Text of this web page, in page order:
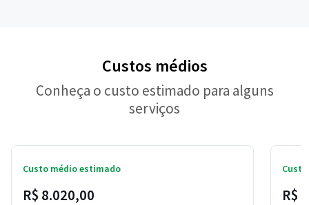
Custos médios
Conheça o custo estimado para alguns
serviços
Custo médio estimado
R$ 8.020,00 R$